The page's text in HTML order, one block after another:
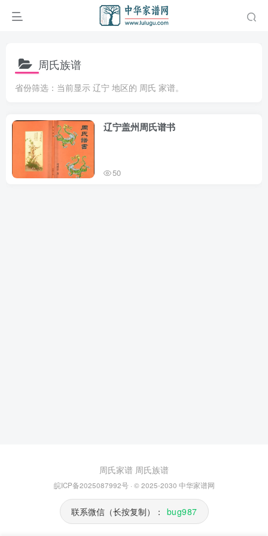
周氏族谱
省份筛选：当前显示 辽宁 地区的 周氏 家谱。
辽宁盖州周氏谱书
50
周氏家谱 周氏族谱
皖ICP备2025087992号· © 2025-2030 中华家谱网
联系微信（长按复制）： bug987